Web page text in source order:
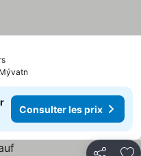
Consulter les prix